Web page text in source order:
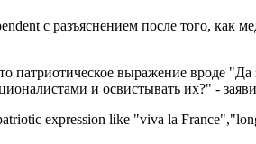
с разъяснением после того, как
выражение вроде "Да
и освистывать их?" -
expression like "viva la